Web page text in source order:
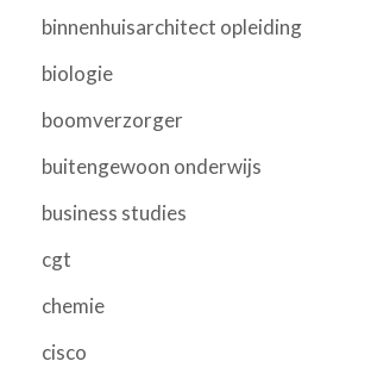
binnenhuisarchitect opleiding
biologie
boomverzorger
buitengewoon onderwijs
business studies
cgt
chemie
cisco